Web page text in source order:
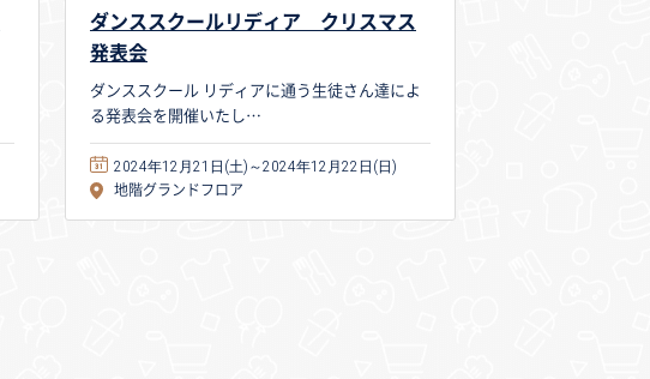
ダンススクールリディア クリスマス
発表会
ダンススクール リディアに通う生徒さん達によ
る発表会を開催いたし…
2024年12月21日(土)～2024年12月22日(日)
地階グランドフロア